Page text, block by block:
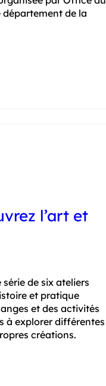
département de la
l’art et
de six ateliers
et pratique
et des activités
à explorer différentes
créations.